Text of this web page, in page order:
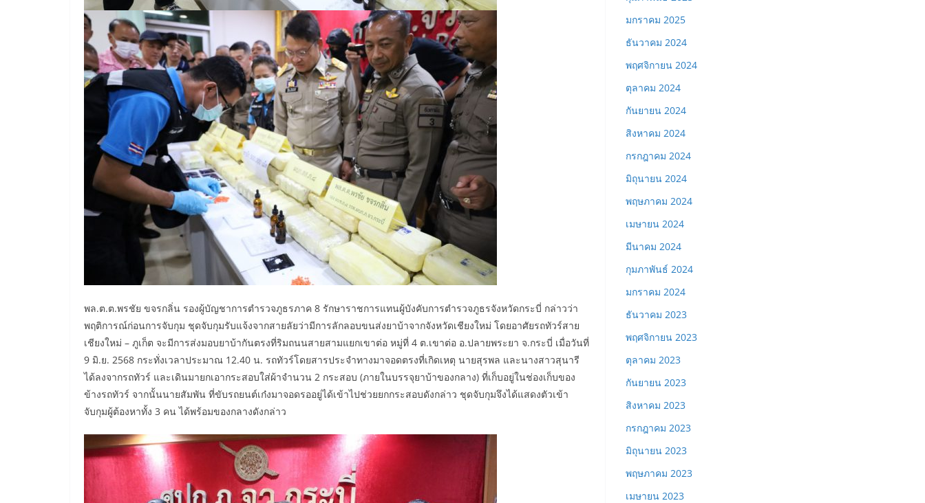
พล.ต.ต.พรชัย ขจรกลิ่น รองผู้บัญชาการตำรวจภูธรภาค 8 รักษาราชการแทนผู้บังคับการตำรวจภูธรจังหวัดกระบี่ กล่าวว่า
พฤติการณ์ก่อนการจับกุม ชุดจับกุมรับแจ้งจากสายลัยว่ามีการลักลอบขนส่งยาบ้าจากจังหวัดเชียงใหม่ โดยอาศัยรถทัวร์สาย
เชียงใหม่ – ภูเก็ต จะมีการส่งมอบยาบ้ากันตรงที่ริมถนนสายสามแยกเขาต่อ หมู่ที่ 4 ต.เขาต่อ อ.ปลายพระยา จ.กระบี่ เมื่อวันที่
9 มิ.ย. 2568 กระทั่งเวลาประมาณ 12.40 น. รถทัวร์โดยสารประจำทางมาจอดตรงที่เกิดเหตุ นายสุรพล และนางสาวสุนารี
ได้ลงจากรถทัวร์ และเดินมายกเอากระสอบใส่ผ้าจำนวน 2 กระสอบ (ภายในบรรจุยาบ้าของกลาง) ที่เก็บอยู่ในช่องเก็บของ
ข้างรถทัวร์ จากนั้นนายสัมพัน ที่ขับรถยนต์เก๋งมาจอดรออยู่ได้เข้าไปช่วยยกกระสอบดังกล่าว ชุดจับกุมจึงได้แสดงตัวเข้า
จับกุมผู้ต้องหาทั้ง 3 คน ได้พร้อมของกลางดังกล่าว
มกราคม 2025
ธันวาคม 2024
พฤศจิกายน 2024
ตุลาคม 2024
กันยายน 2024
สิงหาคม 2024
กรกฎาคม 2024
มิถุนายน 2024
พฤษภาคม 2024
เมษายน 2024
มีนาคม 2024
กุมภาพันธ์ 2024
มกราคม 2024
ธันวาคม 2023
พฤศจิกายน 2023
ตุลาคม 2023
กันยายน 2023
สิงหาคม 2023
กรกฎาคม 2023
มิถุนายน 2023
พฤษภาคม 2023
เมษายน 2023